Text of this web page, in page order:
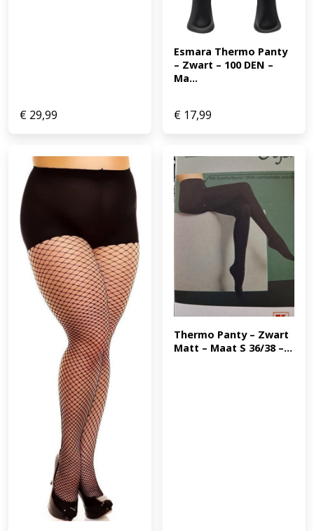
€ 29,99
Esmara Thermo Panty
– Zwart – 100 DEN –
Ma...
€ 17,99
Thermo Panty – Zwart
Matt – Maat S 36/38 –...